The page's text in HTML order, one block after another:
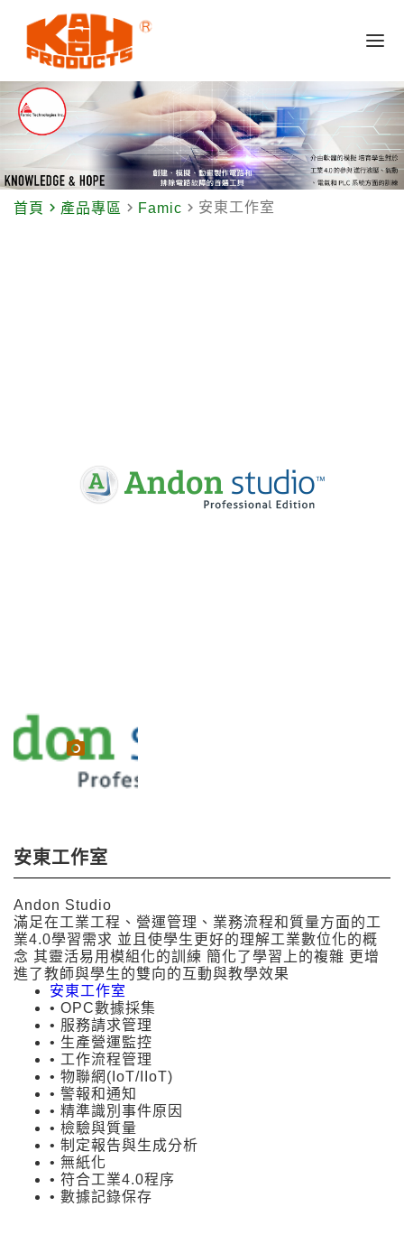
首頁 navigate_next 產品專區 navigate_next Famic navigate_next 安東工作室
安東工作室
Andon Studio
滿足在工業工程、營運管理、業務流程和質量方面的工
業4.0學習需求 並且使學生更好的理解工業數位化的概
念 其靈活易用模組化的訓練 簡化了學習上的複雜 更增
進了教師與學生的雙向的互動與教學效果
安東工作室
• OPC數據採集
• 服務請求管理
• 生產營運監控
• 工作流程管理
• 物聯網(IoT/IIoT)
• 警報和通知
• 精準識別事件原因
• 檢驗與質量
• 制定報告與生成分析
• 無紙化
• 符合工業4.0程序
• 數據記錄保存